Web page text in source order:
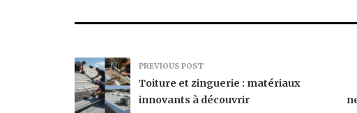
PREVIOUS POST
Toiture et zinguerie : matériaux
innovants à découvrir